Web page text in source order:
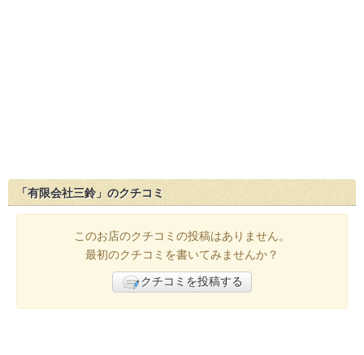
「有限会社三鈴」のクチコミ
このお店のクチコミの投稿はありません。
最初のクチコミを書いてみませんか？
クチコミを投稿する